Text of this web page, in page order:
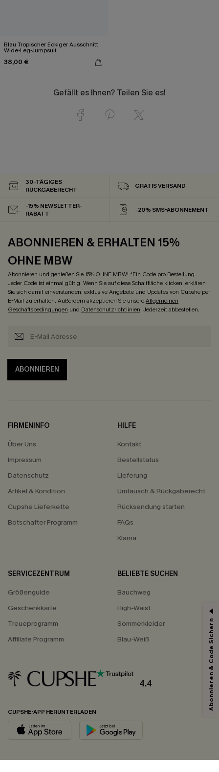
Blau Tropischer Eckiger Ausschnitt
Wide-Leg-Jumpsuit
38,00 €
Gefällt es Ihnen? Teilen Sie es!
30-TÄGIGES
RÜCKGABERECHT
GRATIS VERSAND
-15% NEWSLETTER-
RABATT
-20% SMS-ABONNEMENT
ABONNIEREN & ERHALTEN 15%
OHNE MBW
Abonnieren und genießen Sie 15% OHNE MBW! *Ein Code pro Bestellung.
Jeder Code ist einmal gültig. Wenn Sie auf diese Schaltfläche klicken, erklären
Sie sich damit einverstanden, exklusive Angebote und Updates von Cupshe per
E-Mail zu erhalten. Außerdem akzeptieren Sie unsereAllgemeinen
Geschäftsbedingungen und Datenschutzrichtlinien. Jederzeit abbestellen.
ABONNIEREN
FIRMENINFO
Über Uns
Impressum
Datenschutz
Artikel & Kondition
Cupshe Lieferkette
Botschafter Programm
HILFE
Kontakt
Bestellstatus
Lieferung
Umtausch & Rückgaberecht
Rücksendung starten
FAQs
Klarna
SERVICEZENTRUM
Größenguide
Geschenkkarte
Treueprogramm
Affiliate Programm
BELIEBTE SUCHEN
Bauchweg
High-Waist
Sommerkleider
Blau-Weiß
4.4
CUPSHE-APP HERUNTERLADEN
Abonnieren & Code Sichern